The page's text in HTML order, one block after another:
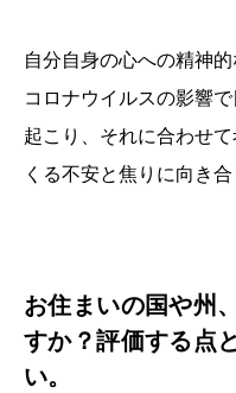
自分自身の心への精神
コロナウイルスの影響
起こり、それに合わせ
くる不安と焦りに向き
お住まいの国や州
すか？評価する点
い。